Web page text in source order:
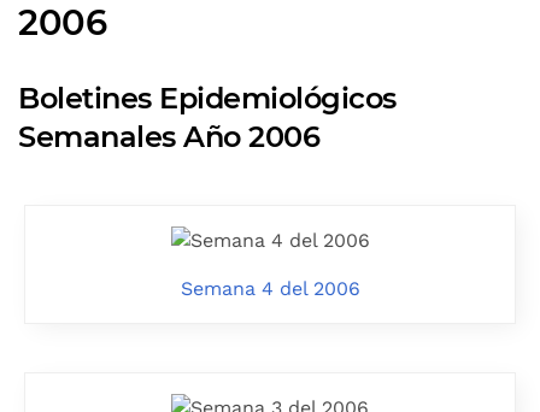
2006
Boletines Epidemiológicos
Semanales Año 2006
Semana 4 del 2006